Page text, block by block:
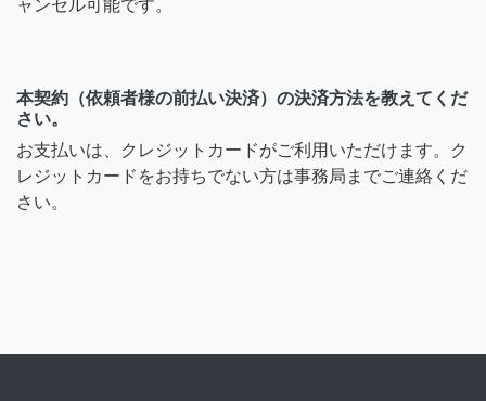
ャンセル可能です。
本契約（依頼者様の前払い決済）の決済方法を教えてくだ
さい。
お支払いは、クレジットカードがご利用いただけます。ク
レジットカードをお持ちでない方は事務局までご連絡くだ
さい。